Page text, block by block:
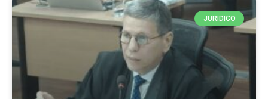
JURIDICO